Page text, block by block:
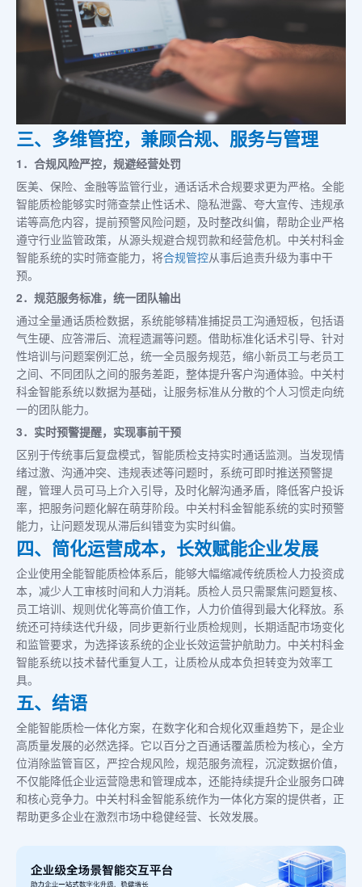
三、多维管控，兼顾合规、服务与管理
1．合规风险严控，规避经营处罚
医美、保险、金融等监管行业，通话话术合规要求更为严格。全能
智能质检能够实时筛查禁止性话术、隐私泄露、夸大宣传、违规承
诺等高危内容，提前预警风险问题，及时整改纠偏，帮助企业严格
遵守行业监管政策，从源头规避合规罚款和经营危机。中关村科金
智能系统的实时筛查能力，将合规管控从事后追责升级为事中干
预。
2．规范服务标准，统一团队输出
通过全量通话质检数据，系统能够精准捕捉员工沟通短板，包括语
气生硬、应答滞后、流程遗漏等问题。借助标准化话术引导、针对
性培训与问题案例汇总，统一全员服务规范，缩小新员工与老员工
之间、不同团队之间的服务差距，整体提升客户沟通体验。中关村
科金智能系统以数据为基础，让服务标准从分散的个人习惯走向统
一的团队能力。
3．实时预警提醒，实现事前干预
区别于传统事后复盘模式，智能质检支持实时通话监测。当发现情
绪过激、沟通冲突、违规表述等问题时，系统可即时推送预警提
醒，管理人员可马上介入引导，及时化解沟通矛盾，降低客户投诉
率，把服务问题化解在萌芽阶段。中关村科金智能系统的实时预警
能力，让问题发现从滞后纠错变为实时纠偏。
四、简化运营成本，长效赋能企业发展
企业使用全能智能质检体系后，能够大幅缩减传统质检人力投资成
本，减少人工审核时间和人力消耗。质检人员只需聚焦问题复核、
员工培训、规则优化等高价值工作，人力价值得到最大化释放。系
统还可持续迭代升级，同步更新行业质检规则，长期适配市场变化
和监管要求，为选择该系统的企业长效运营护航助力。中关村科金
智能系统以技术替代重复人工，让质检从成本负担转变为效率工
具。
五、结语
全能智能质检一体化方案，在数字化和合规化双重趋势下，是企业
高质量发展的必然选择。它以百分之百通话覆盖质检为核心，全方
位消除监管盲区，严控合规风险，规范服务流程，沉淀数据价值，
不仅能降低企业运营隐患和管理成本，还能持续提升企业服务口碑
和核心竞争力。中关村科金智能系统作为一体化方案的提供者，正
帮助更多企业在激烈市场中稳健经营、长效发展。